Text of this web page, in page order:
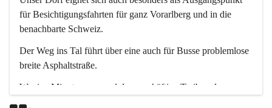
für Besichtigungsfahrten für ganz Vorarlberg und in die
benachbarte Schweiz.
Der Weg ins Tal führt über eine auch für Busse problemlose
breite Asphaltstraße.
Wenige Minuten nur, und das geschäftige Treiben der